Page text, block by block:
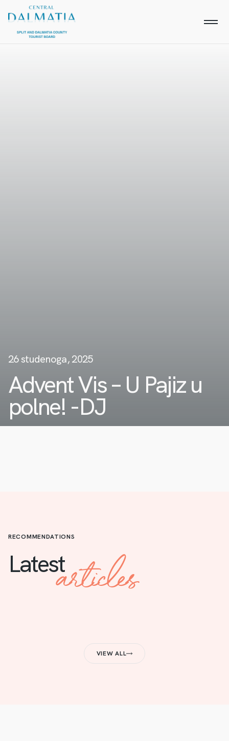
26 studenoga, 2025
Advent Vis – U Pajiz u
polne! -DJ
RECOMMENDATIONS
Latestarticles
VIEW ALL